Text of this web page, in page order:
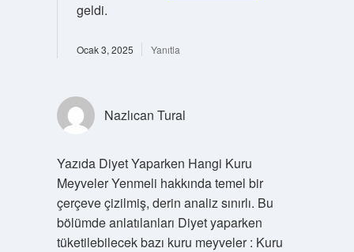
geldi.
Ocak 3, 2025 Yanıtla
Nazlıcan Tural
Yazıda Diyet Yaparken Hangi Kuru
Meyveler Yenmeli hakkında temel bir
çerçeve çizilmiş, derin analiz sınırlı. Bu
bölümde anlatılanları Diyet yaparken
tüketilebilecek bazı kuru meyveler : Kuru